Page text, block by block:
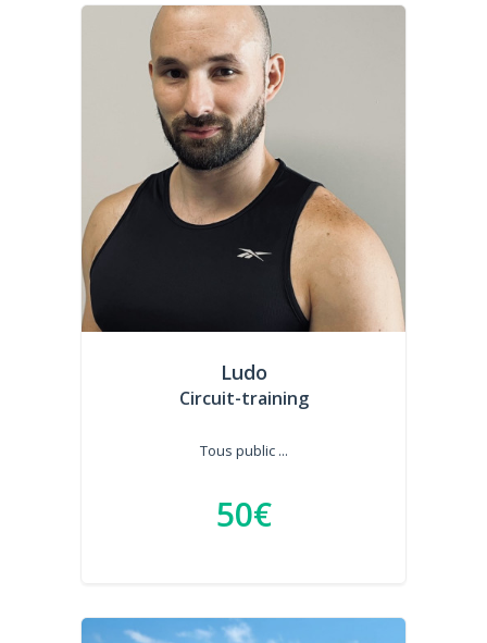
Ludo
Circuit-training
Tous public ...
50€